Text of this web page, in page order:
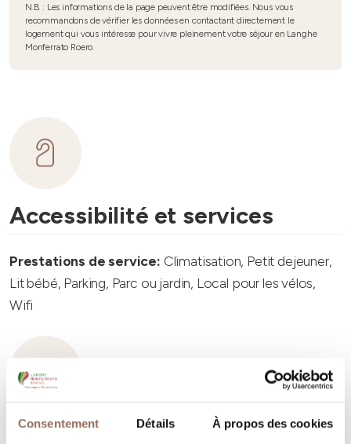
Consentement Détails À propos des cookies
N.B. : Les informations de la page peuvent être modifiées. Nous vous
recommandons de vérifier les données en contactant directement le
logement qui vous intéresse pour vivre pleinement votre séjour en Langhe
Monferrato Roero.
Accessibilité et services
Prestations de service: Climatisation, Petit dejeuner,
Lit bébé, Parking, Parc ou jardin, Local pour les vélos,
Wifi
Capacité d'hébergement